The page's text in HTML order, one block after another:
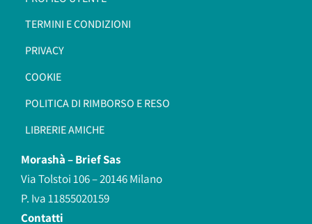
TERMINI E CONDIZIONI
PRIVACY
COOKIE
POLITICA DI RIMBORSO E RESO
LIBRERIE AMICHE
Morashà –Brief Sas
Via Tolstoi 106 – 20146 Milano
P. Iva 11855020159
Contatti